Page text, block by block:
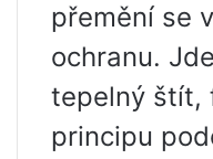
přemění se
ochranu.
tepelný štít,
principu